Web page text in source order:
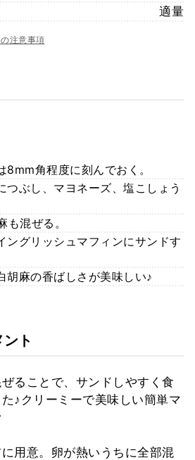
適量
注意事項
8mm角程度に刻んでおく。
つぶし、マヨネーズ、塩こしょう
も混ぜる。
ングリッシュマフィンにサンドす
胡麻の香ばしさが美味しい♪
ト
ることで、サンドしやすく食
♪クリーミーで美味しい簡単マ
用意。卵が熱いうちに全部混